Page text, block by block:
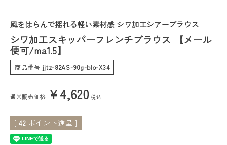
ファッション雑貨
会員ステージ特典プログラムについて
ご利用ガイド
風をはらんで揺れる軽い素材感 シワ加工シアーブラウス
シワ加工スキッパーフレンチブラウス 【メール
便可/ma1.5】
商品番号 jjtz-82AS-90g-blo-X34
通常販売価格 ¥4,620 税込
[ 42 ポイント進呈 ]